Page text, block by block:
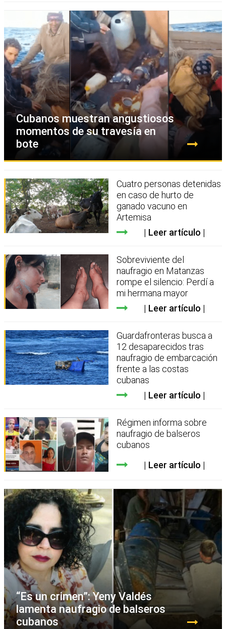
Cubanos muestran angustiosos
momentos de su travesía en
bote
Cuatro personas detenidas
en caso de hurto de
ganado vacuno en
Artemisa
Leer artículo
Sobreviviente del
naufragio en Matanzas
rompe el silencio: Perdí a
mi hermana mayor
Leer artículo
Guardafronteras busca a
12 desaparecidos tras
naufragio de embarcación
frente a las costas
cubanas
Leer artículo
Régimen informa sobre
naufragio de balseros
cubanos
Leer artículo
“Es un crimen”: Yeny Valdés
lamenta naufragio de balseros
cubanos